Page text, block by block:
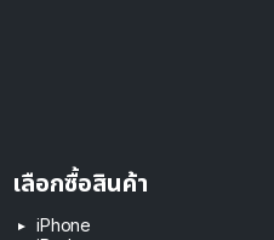
เลือกซื้อสินค้า
iPhone